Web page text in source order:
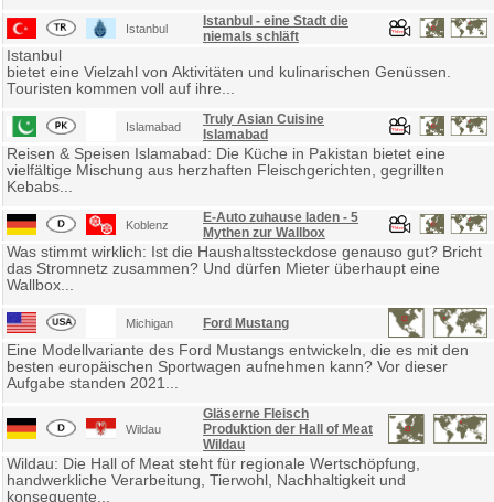
Istanbul
Istanbul - eine Stadt die
niemals schläft
Istanbul
bietet eine Vielzahl von Aktivitäten und kulinarischen Genüssen.
Touristen kommen voll auf ihre...
Islamabad
Truly Asian Cuisine
Islamabad
Reisen & Speisen Islamabad: Die Küche in Pakistan bietet eine
vielfältige Mischung aus herzhaften Fleischgerichten, gegrillten
Kebabs...
Koblenz
E-Auto zuhause laden - 5
Mythen zur Wallbox
Was stimmt wirklich: Ist die Haushaltssteckdose genauso gut? Bricht
das Stromnetz zusammen? Und dürfen Mieter überhaupt eine
Wallbox...
Michigan Ford Mustang
Eine Modellvariante des Ford Mustangs entwickeln, die es mit den
besten europäischen Sportwagen aufnehmen kann? Vor dieser
Aufgabe standen 2021...
Wildau
Gläserne Fleisch
Produktion der Hall of Meat
Wildau
Wildau: Die Hall of Meat steht für regionale Wertschöpfung,
handwerkliche Verarbeitung, Tierwohl, Nachhaltigkeit und
konsequente...